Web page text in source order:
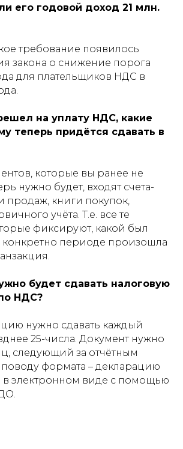
его годовой доход 21 млн.
требование появилось
закона о снижение порога
для плательщиков НДС в
на уплату НДС, какие
теперь придётся сдавать в
которые вы ранее не
нужно будет, входят счета-
продаж, книги покупок,
учёта. Т.е. все те
фиксируют, какой был
периоде произошла
будет сдавать налоговую
НДС?
нужно сдавать каждый
25-числа. Документ нужно
следующий за отчётным
поводу формата – декларацию
в электронном виде с помощью